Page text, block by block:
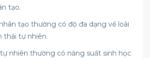
tạo.
tạo thường có độ đa dạng về loài
thái tự nhiên.
nhiên thường có năng suất sinh học